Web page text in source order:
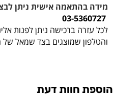
מידה בהתאמה אישית ניתן
03-5360727
לכל עזרה ברכישה ניתן לפנות
והטלפון שמוצגים בצד שמאל
הוספת חוות דעת